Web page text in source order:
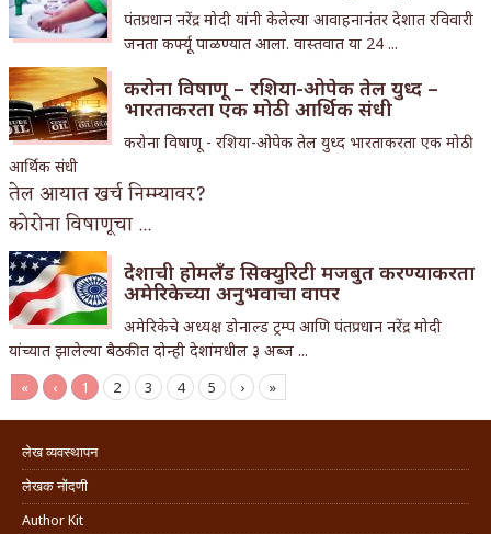
पंतप्रधान नरेंद्र मोदी यांनी केलेल्या आवाहनानंतर देशात रविवारी
जनता कर्फ्यू पाळण्यात आला. वास्तवात या 24 ...
करोना विषाणू – रशिया-ओपेक तेल युध्द –
भारताकरता एक मोठी आर्थिक संधी
करोना विषाणू - रशिया-ओपेक तेल युध्द भारताकरता एक मोठी
आर्थिक संधी
तेल आयात खर्च निम्म्यावर?
कोरोना विषाणूचा ...
देशाची होमलँड सिक्युरिटी मजबुत करण्याकरता
अमेरिकेच्या अनुभवाचा वापर
अमेरिकेचे अध्यक्ष डोनाल्ड ट्रम्प आणि पंतप्रधान नरेंद्र मोदी
यांच्यात झालेल्या बैठकीत दोन्ही देशांमधील ३ अब्ज ...
« ‹ 1 2 3 4 5 › »
लेख व्यवस्थापन
लेखक नोंदणी
Author Kit